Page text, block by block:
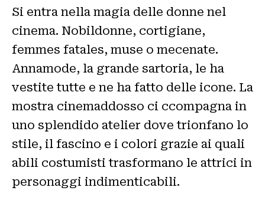
Si entra nella magia delle donne nel
cinema. Nobildonne, cortigiane,
femmes fatales, muse o mecenate.
Annamode, la grande sartoria, le ha
vestite tutte e ne ha fatto delle icone. La
mostra cinemaddosso ci ccompagna in
uno splendido atelier dove trionfano lo
stile, il fascino e i colori grazie ai quali
abili costumisti trasformano le attrici in
personaggi indimenticabili.